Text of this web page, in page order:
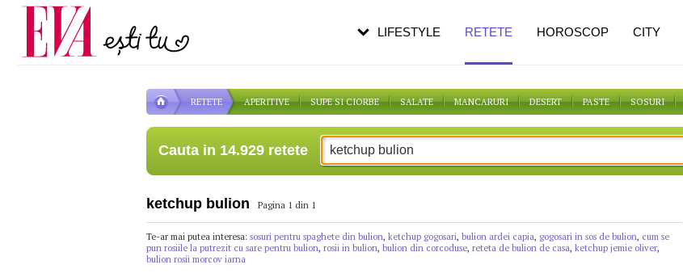
RETETE APERITIVE SUPE SI CIORBE SALATE MANCARURI DESERT PASTE SOSURI
Cauta in 14.929 retete
ketchup bulion Pagina 1 din 1
Te-ar mai putea interesa: sosuri pentru spaghete din bulion, ketchup gogosari, bulion ardei capia, gogosari in sos de bulion, cum se
pun rosiile la putrezit cu sare pentru bulion, rosii in bulion, bulion din corcoduse, reteta de bulion de casa, ketchup jemie oliver,
bulion rosii morcov iarna
LIFESTYLE RETETE HOROSCOP CITY
Carieră
Actualitate